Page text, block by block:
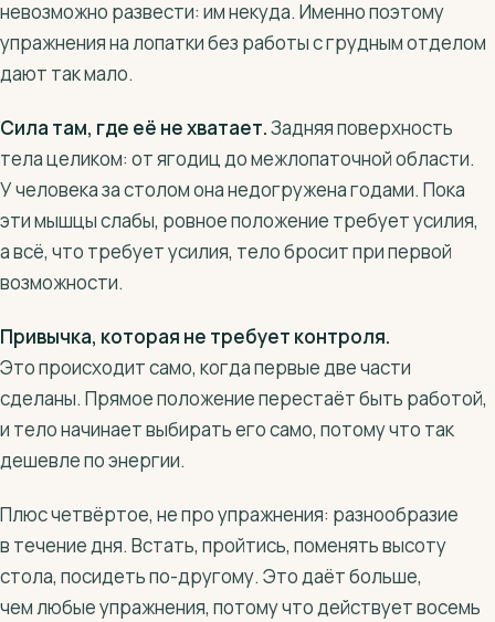
невозможно развести: им некуда. Именно поэтому
упражнения на лопатки без работы с грудным отделом
дают так мало.
Сила там, где её не хватает.Задняя поверхность
тела целиком: от ягодиц до межлопаточной области.
У человека за столом она недогружена годами. Пока
эти мышцы слабы, ровное положение требует усилия,
а всё, что требует усилия, тело бросит при первой
возможности.
Привычка, которая не требует контроля.
Это происходит само, когда первые две части
сделаны. Прямое положение перестаёт быть работой,
и тело начинает выбирать его само, потому что так
дешевле по энергии.
Плюс четвёртое, не про упражнения: разнообразие
в течение дня. Встать, пройтись, поменять высоту
стола, посидеть по-другому. Это даёт больше,
чем любые упражнения, потому что действует восемь